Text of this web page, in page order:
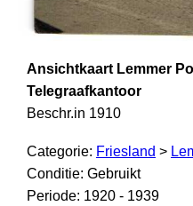
Ansichtkaart Lemmer
Telegraafkantoor
Beschr.in 1910
Categorie: Friesland >
Conditie: Gebruikt
Periode: 1920 - 1939